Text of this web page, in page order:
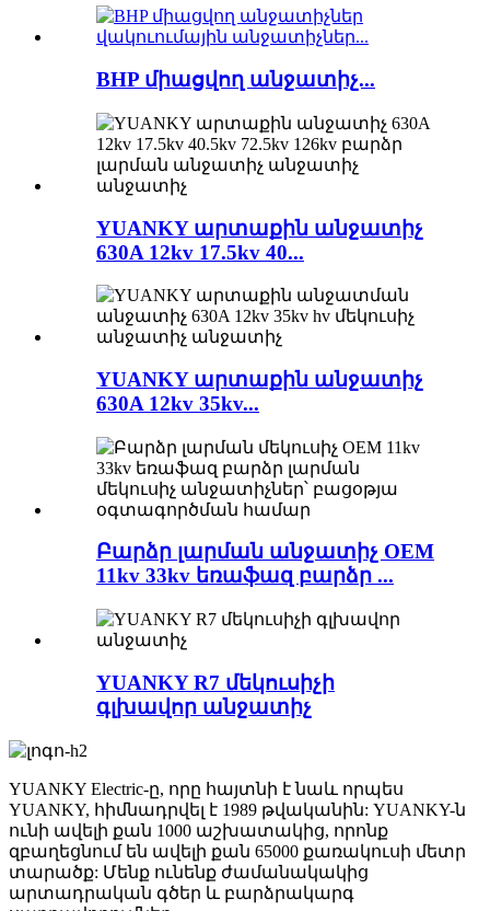
BHP միացվող անջատիչ...
YUANKY արտաքին անջատիչ
630A 12kv 17.5kv 40...
YUANKY արտաքին անջատիչ
630A 12kv 35kv...
Բարձր լարման անջատիչ OEM
11kv 33kv եռաֆազ բարձր ...
YUANKY R7 մեկուսիչի
գլխավոր անջատիչ
YUANKY Electric-ը, որը հայտնի է նաև որպես
YUANKY, հիմնադրվել է 1989 թվականին: YUANKY-ն
ունի ավելի քան 1000 աշխատակից, որոնք
զբաղեցնում են ավելի քան 65000 քառակուսի մետր
տարածք: Մենք ունենք ժամանակակից
արտադրական գծեր և բարձրակարգ